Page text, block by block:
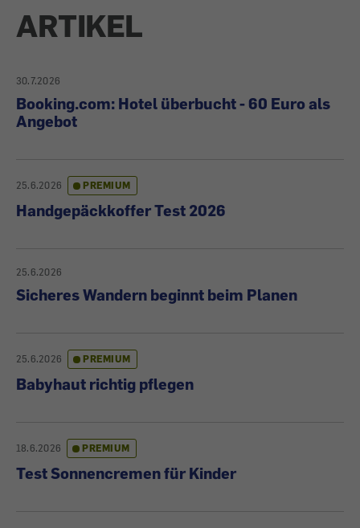
ARTIKEL
30.7.2026
Booking.com: Hotel überbucht - 60 Euro als
Angebot
25.6.2026 PREMIUM
Handgepäckkoffer Test 2026
25.6.2026
Sicheres Wandern beginnt beim Planen
25.6.2026 PREMIUM
Babyhaut richtig pflegen
18.6.2026 PREMIUM
Test Sonnencremen für Kinder